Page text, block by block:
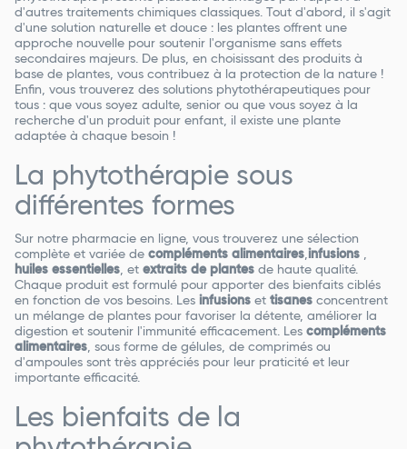
d'autres traitements chimiques classiques. Tout d'abord, il s'agit
d'une solution naturelle et douce : les plantes offrent une
approche nouvelle pour soutenir l'organisme sans effets
secondaires majeurs. De plus, en choisissant des produits à
base de plantes, vous contribuez à la protection de la nature !
Enfin, vous trouverez des solutions phytothérapeutiques pour
tous : que vous soyez adulte, senior ou que vous soyez à la
recherche d'un produit pour enfant, il existe une plante
adaptée à chaque besoin !
La phytothérapie sous
différentes formes
Sur notre pharmacie en ligne, vous trouverez une sélection
complète et variée de compléments alimentaires,infusions ,
huiles essentielles, et extraits de plantes de haute qualité.
Chaque produit est formulé pour apporter des bienfaits ciblés
en fonction de vos besoins. Les infusions et tisanes concentrent
un mélange de plantes pour favoriser la détente, améliorer la
digestion et soutenir l'immunité efficacement. Les compléments
alimentaires, sous forme de gélules, de comprimés ou
d'ampoules sont très appréciés pour leur praticité et leur
importante efficacité.
Les bienfaits de la